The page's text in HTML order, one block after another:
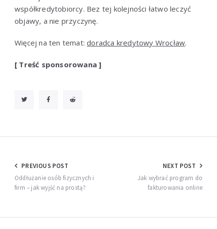
współkredytobiorcy. Bez tej kolejności łatwo leczyć
objawy, a nie przyczynę.
Więcej na ten temat:doradca kredytowy Wrocław.
[ Treść sponsorowana ]
Nawigacja
wpisu
PREVIOUS POST
Oddłużanie osób fizycznych i
firm – jak wyjść na prostą?
NEXT POST
Jak wybrać program do
fakturowania online